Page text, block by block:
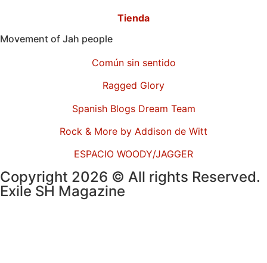
Tienda
Movement of Jah people
Común sin sentido
Ragged Glory
Spanish Blogs Dream Team
Rock & More by Addison de Witt
ESPACIO WOODY/JAGGER
Copyright 2026 © All rights Reserved.
Exile SH Magazine